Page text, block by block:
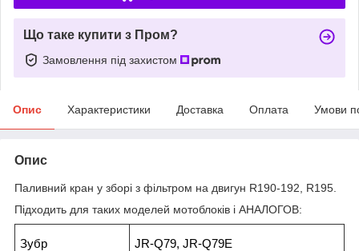
Що таке купити з Пром?
Замовлення під захистом
Опис Характеристики Доставка Оплата Умови
Опис
Паливний кран у зборі з фільтром на двигун R190-192, R195.
Підходить для таких моделей мотоблоків і АНАЛОГОВ:
Зубр JR-Q79, JR-Q79E